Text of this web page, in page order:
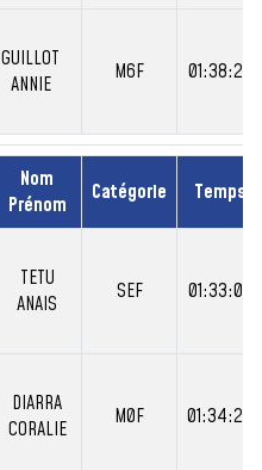
GUILLOT
ANNIE
M6F 01:38:27
Nom
Prénom
Catégorie Temps
TETU
ANAIS
SEF 01:33:02
DIARRA
CORALIE
M0F 01:34:20